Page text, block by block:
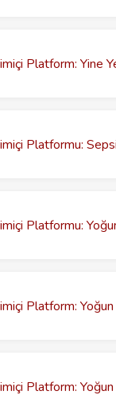
Platform: Yine
Platformu:
Platformu:
Platform: